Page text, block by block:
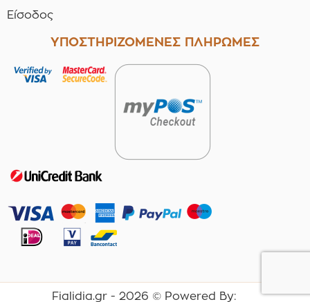
Είσοδος
ΥΠΟΣΤΗΡΙΖΟΜΕΝΕΣ ΠΛΗΡΩΜΕΣ
Fialidia.gr - 2026 © Powered By: